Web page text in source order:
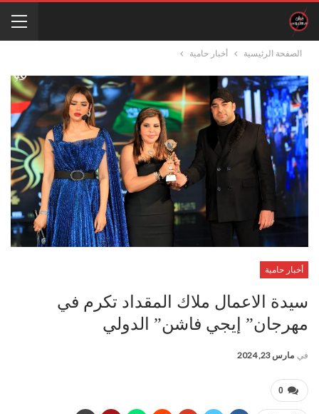
الصفحة الرئيسية أخبار حامية
أخبار حامية
سيدة الاعمال ملاك المقداد تكرم في
مهرجان” إيجي فاشن” الدولي
في مارس 23, 2024
0